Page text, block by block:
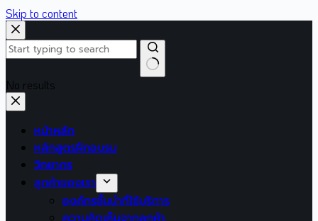
Skip to content
No results
หน้าหลัก
หลักสูตรฝึกอบรม
วิทยากร
ลูกค้าของเรา
องค์กรชั้นนำที่ใช้บริการ